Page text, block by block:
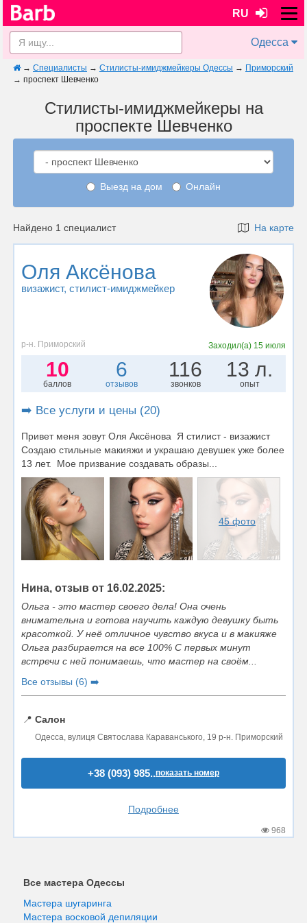
RU
Одесса
→ Специалисты → Стилисты-имиджмейкеры Одессы → Приморский
→ проспект Шевченко
Стилисты-имиджмейкеры на
проспекте Шевченко
Выезд на дом Онлайн
Найдено 1 специалист На карте
Оля Аксёнова
визажист, стилист-имиджмейкер
р-н. Приморский Заходил(а) 15 июля
10
баллов
6
отзывов
116
звонков
13 л.
опыт
➡️ Все услуги и цены (20)
Привет меня зовут Оля Аксёнова Я стилист - визажист
Создаю стильные макияжи и украшаю девушек уже более
13 лет. Мое призвание создавать образы...
45 фото
Нина, отзыв от 16.02.2025:
Ольга - это мастер своего дела! Она очень
внимательна и готова научить каждую девушку быть
красоткой. У неё отличное чувство вкуса и в макияже
Ольга разбирается на все 100% С первых минут
встречи с ней понимаешь, что мастер на своём...
Все отзывы (6) ➡️
📍 Салон
Одесса, вулиця Святослава Караванського, 19 р-н. Приморский
+38 (093) 985..показать номер
Подробнее
968
Все мастера Одессы
Мастера шугаринга
Мастера восковой депиляции